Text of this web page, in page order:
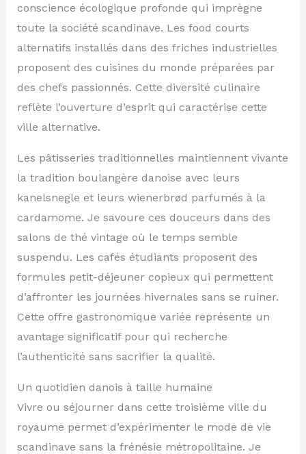
conscience écologique profonde qui imprègne
toute la société scandinave. Les food courts
alternatifs installés dans des friches industrielles
proposent des cuisines du monde préparées par
des chefs passionnés. Cette diversité culinaire
reflète l’ouverture d’esprit qui caractérise cette
ville alternative.
Les pâtisseries traditionnelles maintiennent vivante
la tradition boulangère danoise avec leurs
kanelsnegle et leurs wienerbrød parfumés à la
cardamome. Je savoure ces douceurs dans des
salons de thé vintage où le temps semble
suspendu. Les cafés étudiants proposent des
formules petit-déjeuner copieux qui permettent
d’affronter les journées hivernales sans se ruiner.
Cette offre gastronomique variée représente un
avantage significatif pour qui recherche
l’authenticité sans sacrifier la qualité.
Un quotidien danois à taille humaine
Vivre ou séjourner dans cette troisième ville du
royaume permet d’expérimenter le mode de vie
scandinave sans la frénésie métropolitaine. Je